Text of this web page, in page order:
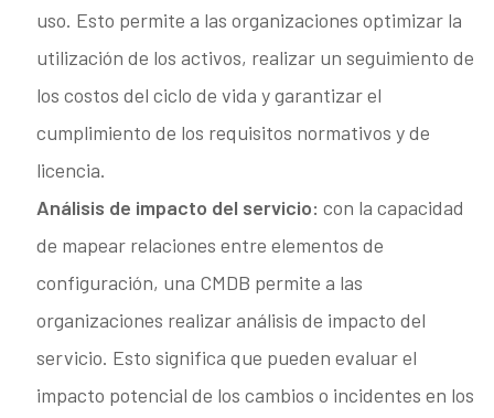
uso. Esto permite a las organizaciones optimizar la
utilización de los activos, realizar un seguimiento de
los costos del ciclo de vida y garantizar el
cumplimiento de los requisitos normativos y de
licencia.
Análisis de impacto del servicio: con la capacidad
de mapear relaciones entre elementos de
configuración, una CMDB permite a las
organizaciones realizar análisis de impacto del
servicio. Esto significa que pueden evaluar el
impacto potencial de los cambios o incidentes en los